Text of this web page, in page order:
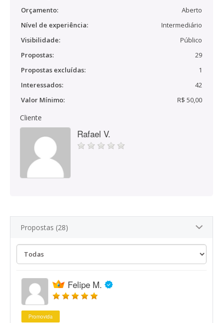
Orçamento:
Aberto
Nível de experiência:
Intermediário
Visibilidade:
Público
Propostas:
29
Propostas excluídas:
1
Interessados:
42
Valor Mínimo:
R$ 50,00
Cliente
Rafael V.
Propostas (28)
Felipe M.
Promovida